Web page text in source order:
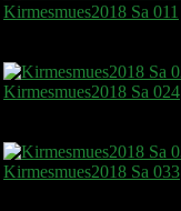
Kirmesmues2018 Sa 011
Kirmesmues2018 Sa 024
Kirmesmues2018 Sa 033